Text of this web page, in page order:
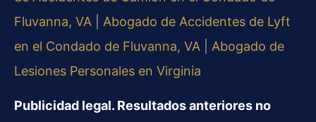
Fluvanna, VA
Abogado de Accidentes de Lyft
en el Condado de Fluvanna, VA
Abogado de
Lesiones Personales en Virginia
Publicidad legal. Resultados anteriores no